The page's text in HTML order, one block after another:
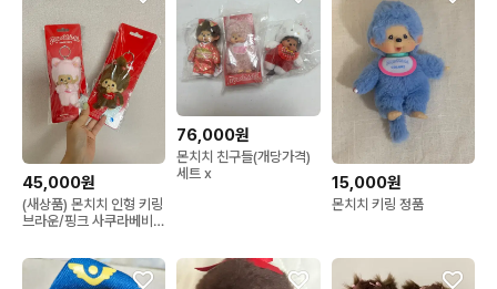
45,000원
(새상품) 몬치치 인형 키링
브라운/핑크 사쿠라베비치
76,000원
몬치치 친구들(개당가격)
세트 x
15,000원
몬치치 키링 정품